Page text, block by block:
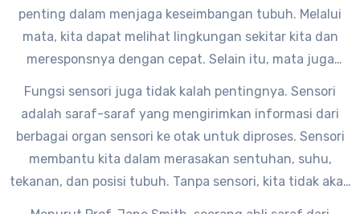
penting dalam menjaga keseimbangan tubuh. Melalui
mata, kita dapat melihat lingkungan sekitar kita dan
meresponsnya dengan cepat. Selain itu, mata juga
keseimbangan saat bergerak.”
Fungsi sensori juga tidak kalah pentingnya. Sensori
adalah saraf-saraf yang mengirimkan informasi dari
berbagai organ sensori ke otak untuk diproses. Sensori
membantu kita dalam merasakan sentuhan, suhu,
tekanan, dan posisi tubuh. Tanpa sensori, kita tidak akan